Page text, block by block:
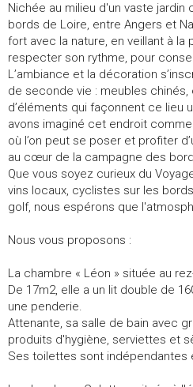
Nichée au milieu d'un vaste
bords de Loire, entre Angers et
fort avec la nature, en veillant à la
respecter son rythme, pour
L’ambiance et la décoration
de seconde vie : meubles
d’éléments qui façonnent ce lieu
avons imaginé cet endroit
où l’on peut se poser et profiter
au cœur de la campagne des
Que vous soyez curieux du
vins locaux, cyclistes sur les
golf, nous espérons que
Nous vous proposons :
La chambre « Léon » située au
De 17m2, elle a un lit double de
une penderie.
Attenante, sa salle de bain avec
produits d'hygiène, serviettes et
Ses toilettes sont indépendantes